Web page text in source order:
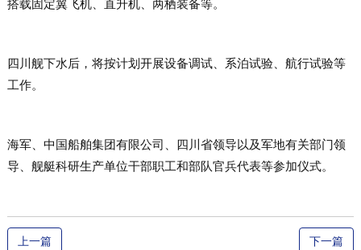
四川舰下水后，将按计划开展设备调试、系泊试验、航行试验等
工作。
海军、中国船舶集团有限公司、四川省领导以及军地有关部门领
导、舰艇科研生产单位干部职工和部队官兵代表等参加仪式。
上一篇 下一篇